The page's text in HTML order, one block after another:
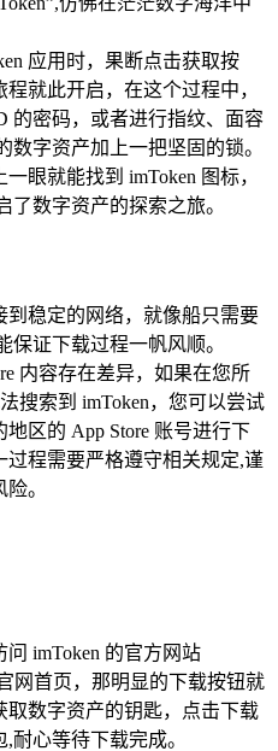
应用时，果断点击获取按
就此开启，在这个过程中，
的密码，或者进行指纹、面容
数字资产加上一把坚固的锁。
眼就能找到 imToken 图标，
了数字资产的探索之旅。
到稳定的网络，就像船只需要
保证下载过程一帆风顺。
内容存在差异，如果在您所
搜索到 imToken，您可以尝试
区的 App Store 账号进行下
过程需要严格遵守相关规定,谨
。
imToken 的官方网站
官网首页，那明显的下载按钮就
取数字资产的钥匙，点击下载
耐心等待下载完成。